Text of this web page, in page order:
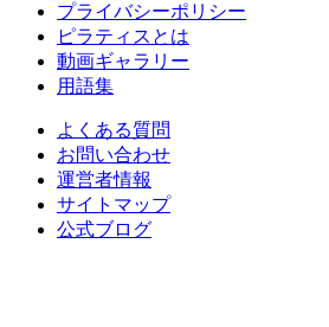
プライバシーポリシー
ピラティスとは
動画ギャラリー
用語集
よくある質問
お問い合わせ
運営者情報
サイトマップ
公式ブログ